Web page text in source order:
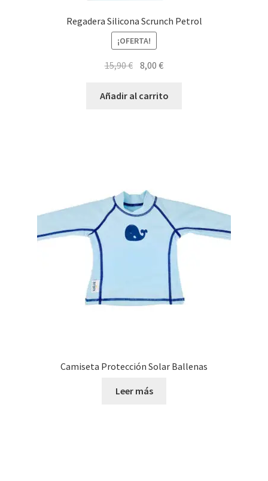
Regadera Silicona Scrunch Petrol
¡OFERTA!
15,90€ El
original
8,00€El
actual
Añadir al carrito
Camiseta Protección Solar Ballenas
Leer más